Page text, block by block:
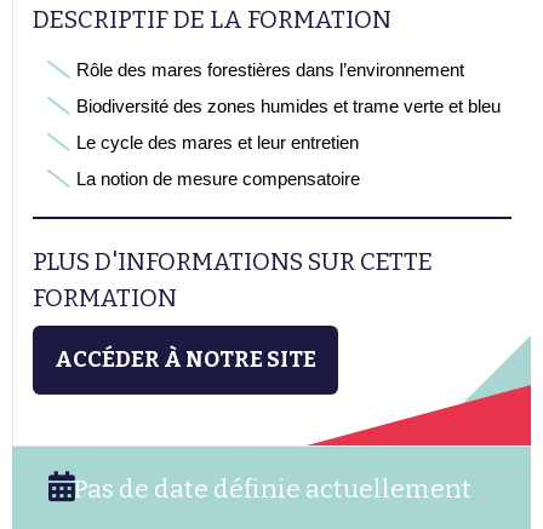
DESCRIPTIF DE LA FORMATION
Rôle des mares forestières dans l’environnement
Biodiversité des zones humides et trame verte et bleu
Le cycle des mares et leur entretien
La notion de mesure compensatoire
PLUS D'INFORMATIONS SUR CETTE
FORMATION
ACCÉDER À NOTRE SITE
Pas de date définie actuellement